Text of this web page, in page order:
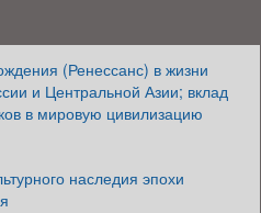
(Ренессанс) в жизни
и Центральной Азии; вклад
в мировую цивилизацию
наследия эпохи